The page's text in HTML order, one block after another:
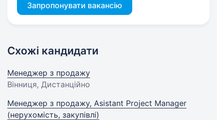
Запропонувати вакансію
Схожі кандидати
Менеджер з продажу
Вінниця, Дистанційно
Менеджер з продажу, Asistant Project Manager
(нерухомість, закупівлі)